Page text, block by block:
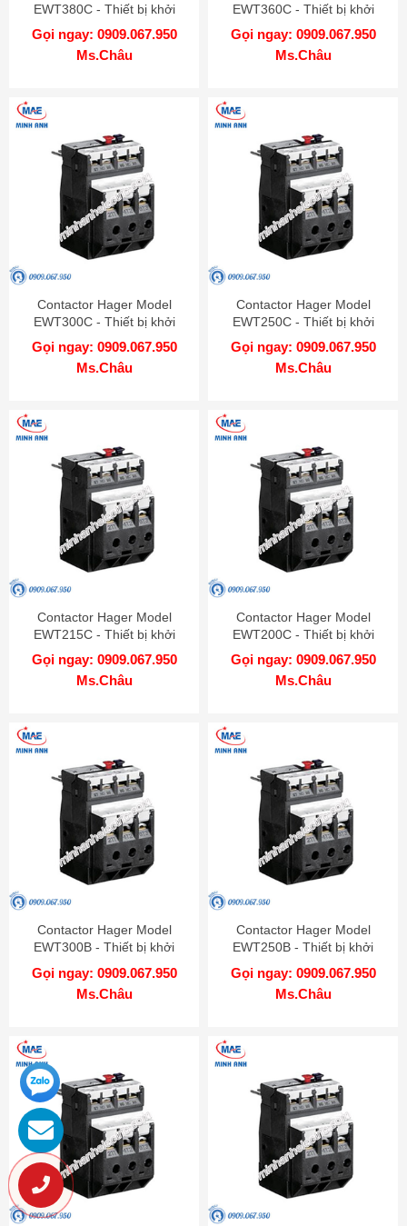
EWT380C - Thiết bị khởi
động từ
Gọi ngay: 0909.067.950
Ms.Châu
EWT360C - Thiết bị khởi
động từ
Gọi ngay: 0909.067.950
Ms.Châu
Contactor Hager Model
EWT300C - Thiết bị khởi
động từ
Gọi ngay: 0909.067.950
Ms.Châu
Contactor Hager Model
EWT250C - Thiết bị khởi
động từ
Gọi ngay: 0909.067.950
Ms.Châu
Contactor Hager Model
EWT215C - Thiết bị khởi
động từ
Gọi ngay: 0909.067.950
Ms.Châu
Contactor Hager Model
EWT200C - Thiết bị khởi
động từ
Gọi ngay: 0909.067.950
Ms.Châu
Contactor Hager Model
EWT300B - Thiết bị khởi
động từ
Gọi ngay: 0909.067.950
Ms.Châu
Contactor Hager Model
EWT250B - Thiết bị khởi
động từ
Gọi ngay: 0909.067.950
Ms.Châu